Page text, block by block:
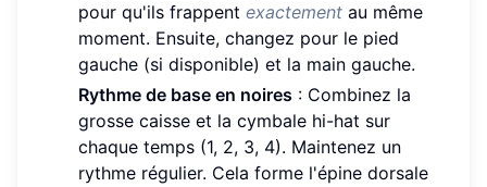
pour qu'ils frappent exactement au même
moment. Ensuite, changez pour le pied
gauche (si disponible) et la main gauche.
Rythme de base en noires : Combinez la
grosse caisse et la cymbale hi-hat sur
chaque temps (1, 2, 3, 4). Maintenez un
rythme régulier. Cela forme l'épine dorsale